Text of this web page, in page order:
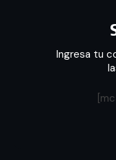
Ingresa tu